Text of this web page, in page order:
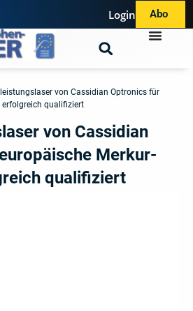
Login Abo
von Cassidian Optronics für
erfolgreich qualifiziert
von Cassidian
Merkur-
qualifiziert